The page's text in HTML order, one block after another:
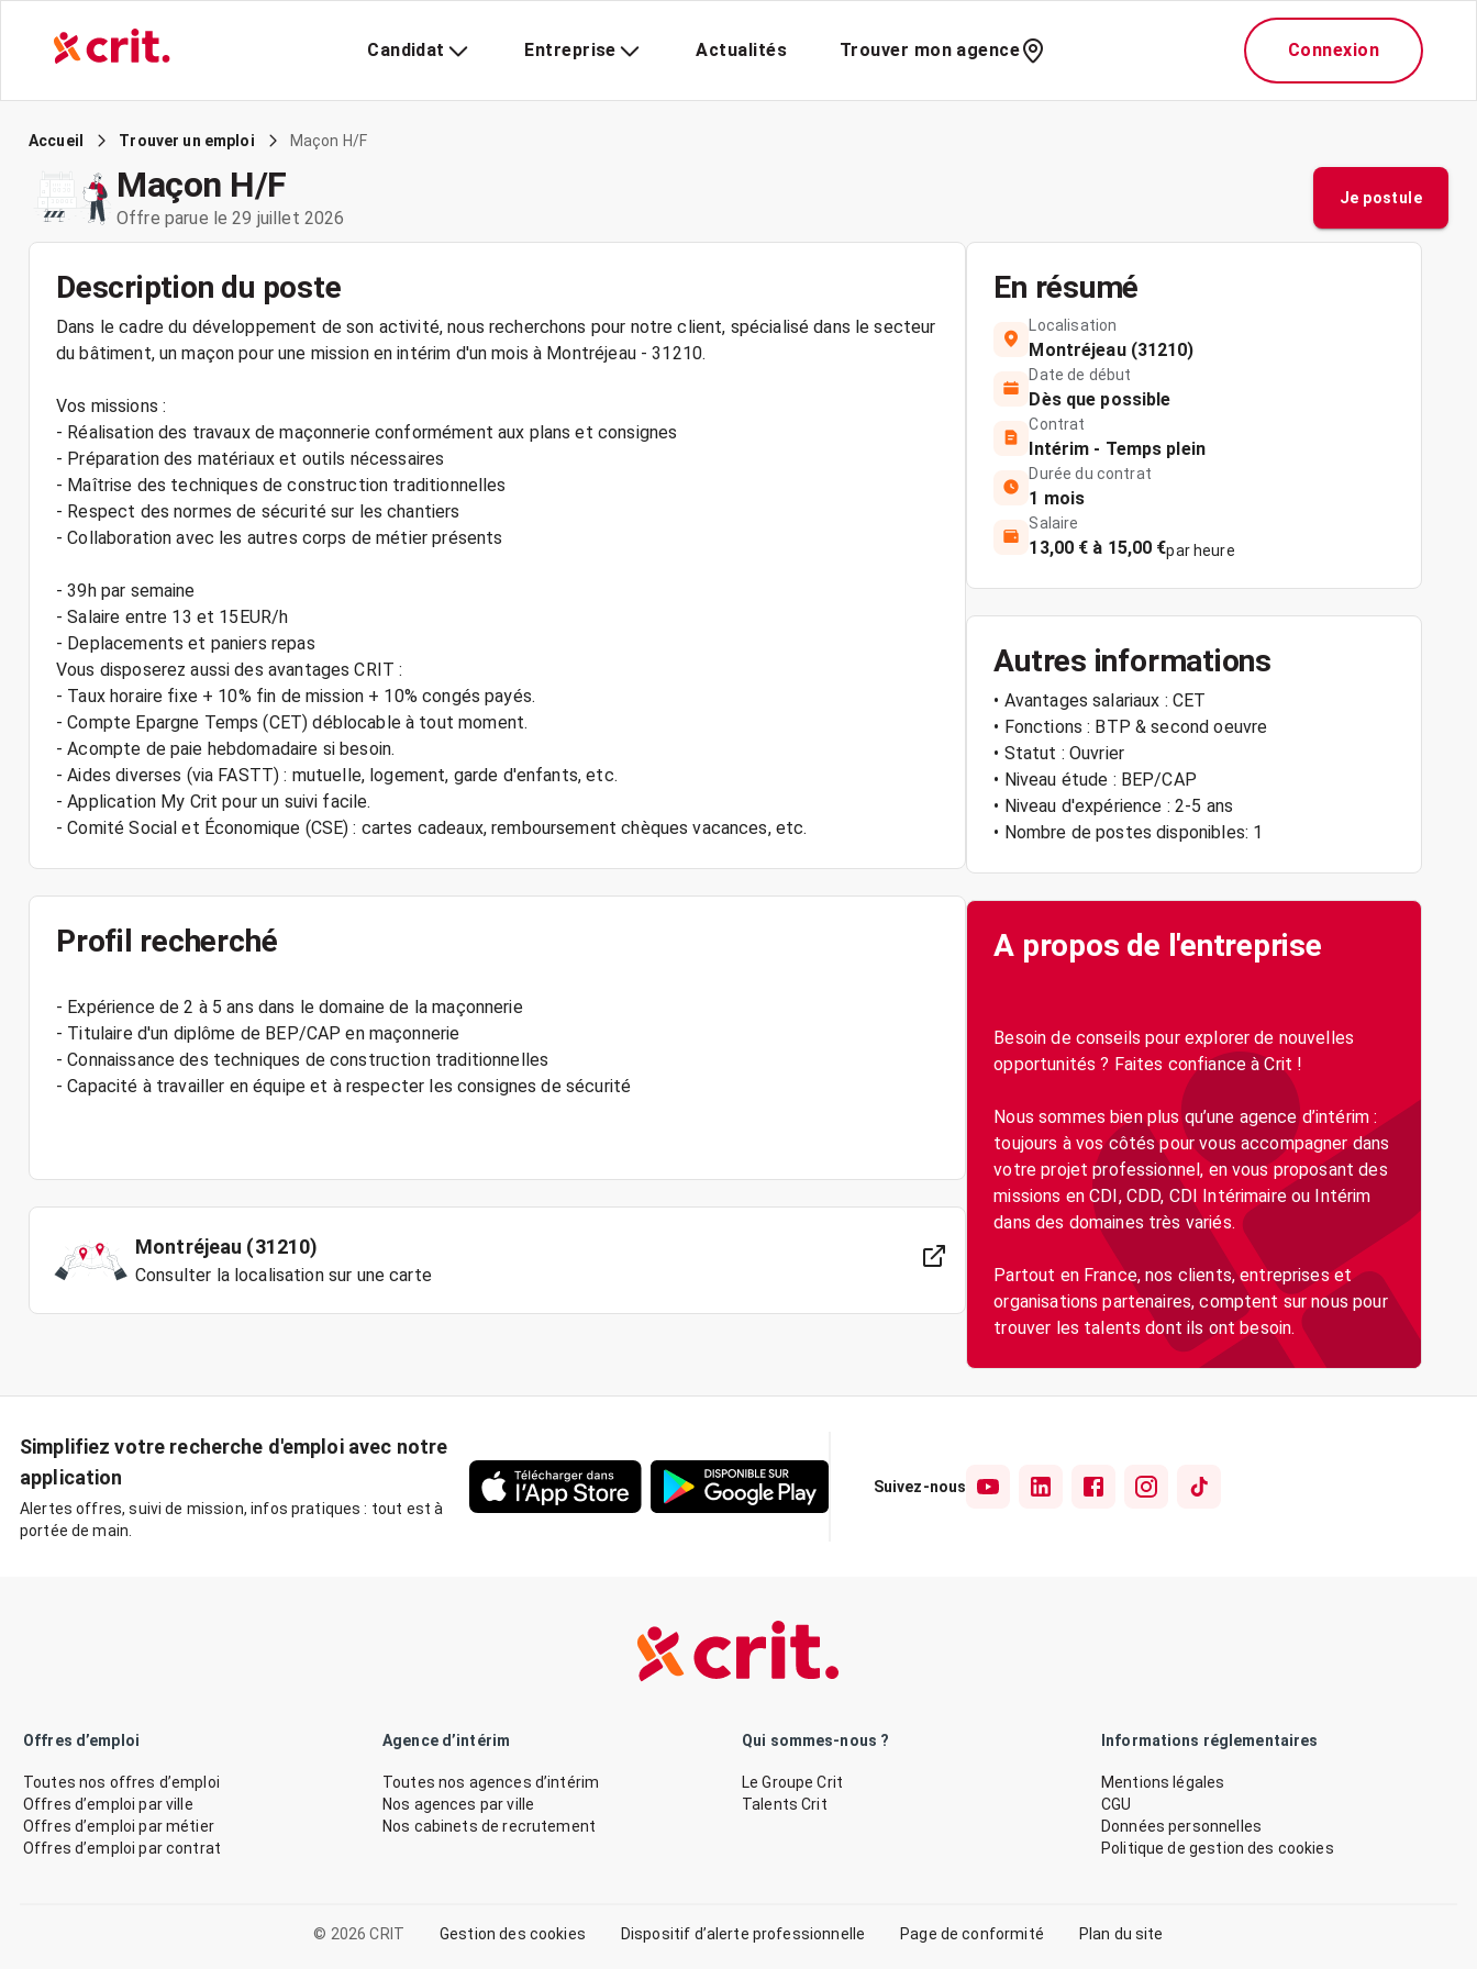
Candidat Entreprise Actualités Trouver mon agence Connexion
Accueil Trouver un emploi Maçon H/F
Maçon H/F
Offre parue le 29 juillet 2026
Je postule
Description du poste
Dans le cadre du développement de son activité, nous recherchons pour notre client, spécialisé dans le secteur
du bâtiment, un maçon pour une mission en intérim d'un mois à Montréjeau - 31210.
Vos missions :
- Réalisation des travaux de maçonnerie conformément aux plans et consignes
- Préparation des matériaux et outils nécessaires
- Maîtrise des techniques de construction traditionnelles
- Respect des normes de sécurité sur les chantiers
- Collaboration avec les autres corps de métier présents
- 39h par semaine
- Salaire entre 13 et 15EUR/h
- Deplacements et paniers repas
Vous disposerez aussi des avantages CRIT :
- Taux horaire fixe + 10% fin de mission + 10% congés payés.
- Compte Epargne Temps (CET) déblocable à tout moment.
- Acompte de paie hebdomadaire si besoin.
- Aides diverses (via FASTT) : mutuelle, logement, garde d'enfants, etc.
- Application My Crit pour un suivi facile.
Profil recherché
- Expérience de 2 à 5 ans dans le domaine de la maçonnerie
- Titulaire d'un diplôme de BEP/CAP en maçonnerie
- Connaissance des techniques de construction traditionnelles
- Capacité à travailler en équipe et à respecter les consignes de sécurité
Montréjeau (31210)
Consulter la localisation sur une carte
En résumé
Localisation
Montréjeau (31210)
Date de début
Dès que possible
Contrat
Intérim - Temps plein
Durée du contrat
1 mois
Salaire
13,00 € à 15,00 €par heure
Autres informations
• Avantages salariaux : CET
• Fonctions : BTP & second oeuvre
• Statut : Ouvrier
• Niveau étude : BEP/CAP
• Niveau d'expérience : 2-5 ans
• Nombre de postes disponibles: 1
A propos de l'entreprise
Besoin de conseils pour explorer de nouvelles
opportunités ? Faites confiance à Crit !
Nous sommes bien plus qu’une agence d’intérim :
toujours à vos côtés pour vous accompagner dans
votre projet professionnel, en vous proposant des
missions en CDI, CDD, CDI Intérimaire ou Intérim
dans des domaines très variés.
Partout en France, nos clients, entreprises et
organisations partenaires, comptent sur nous pour
trouver les talents dont ils ont besoin.
Simplifiez votre recherche d'emploi avec notre
application
Alertes offres, suivi de mission, infos pratiques : tout est à
portée de main.
Suivez-nous
Offres d’emploi
Toutes nos offres d’emploi
Offres d’emploi par ville
Offres d’emploi par métier
Offres d’emploi par contrat
Agence d’intérim
Toutes nos agences d’intérim
Nos agences par ville
Nos cabinets de recrutement
Qui sommes-nous ?
Le Groupe Crit
Talents Crit
Informations réglementaires
Mentions légales
CGU
Données personnelles
Politique de gestion des cookies
© 2026 CRIT Gestion des cookies Dispositif d’alerte professionnelle Page de conformité Plan du site